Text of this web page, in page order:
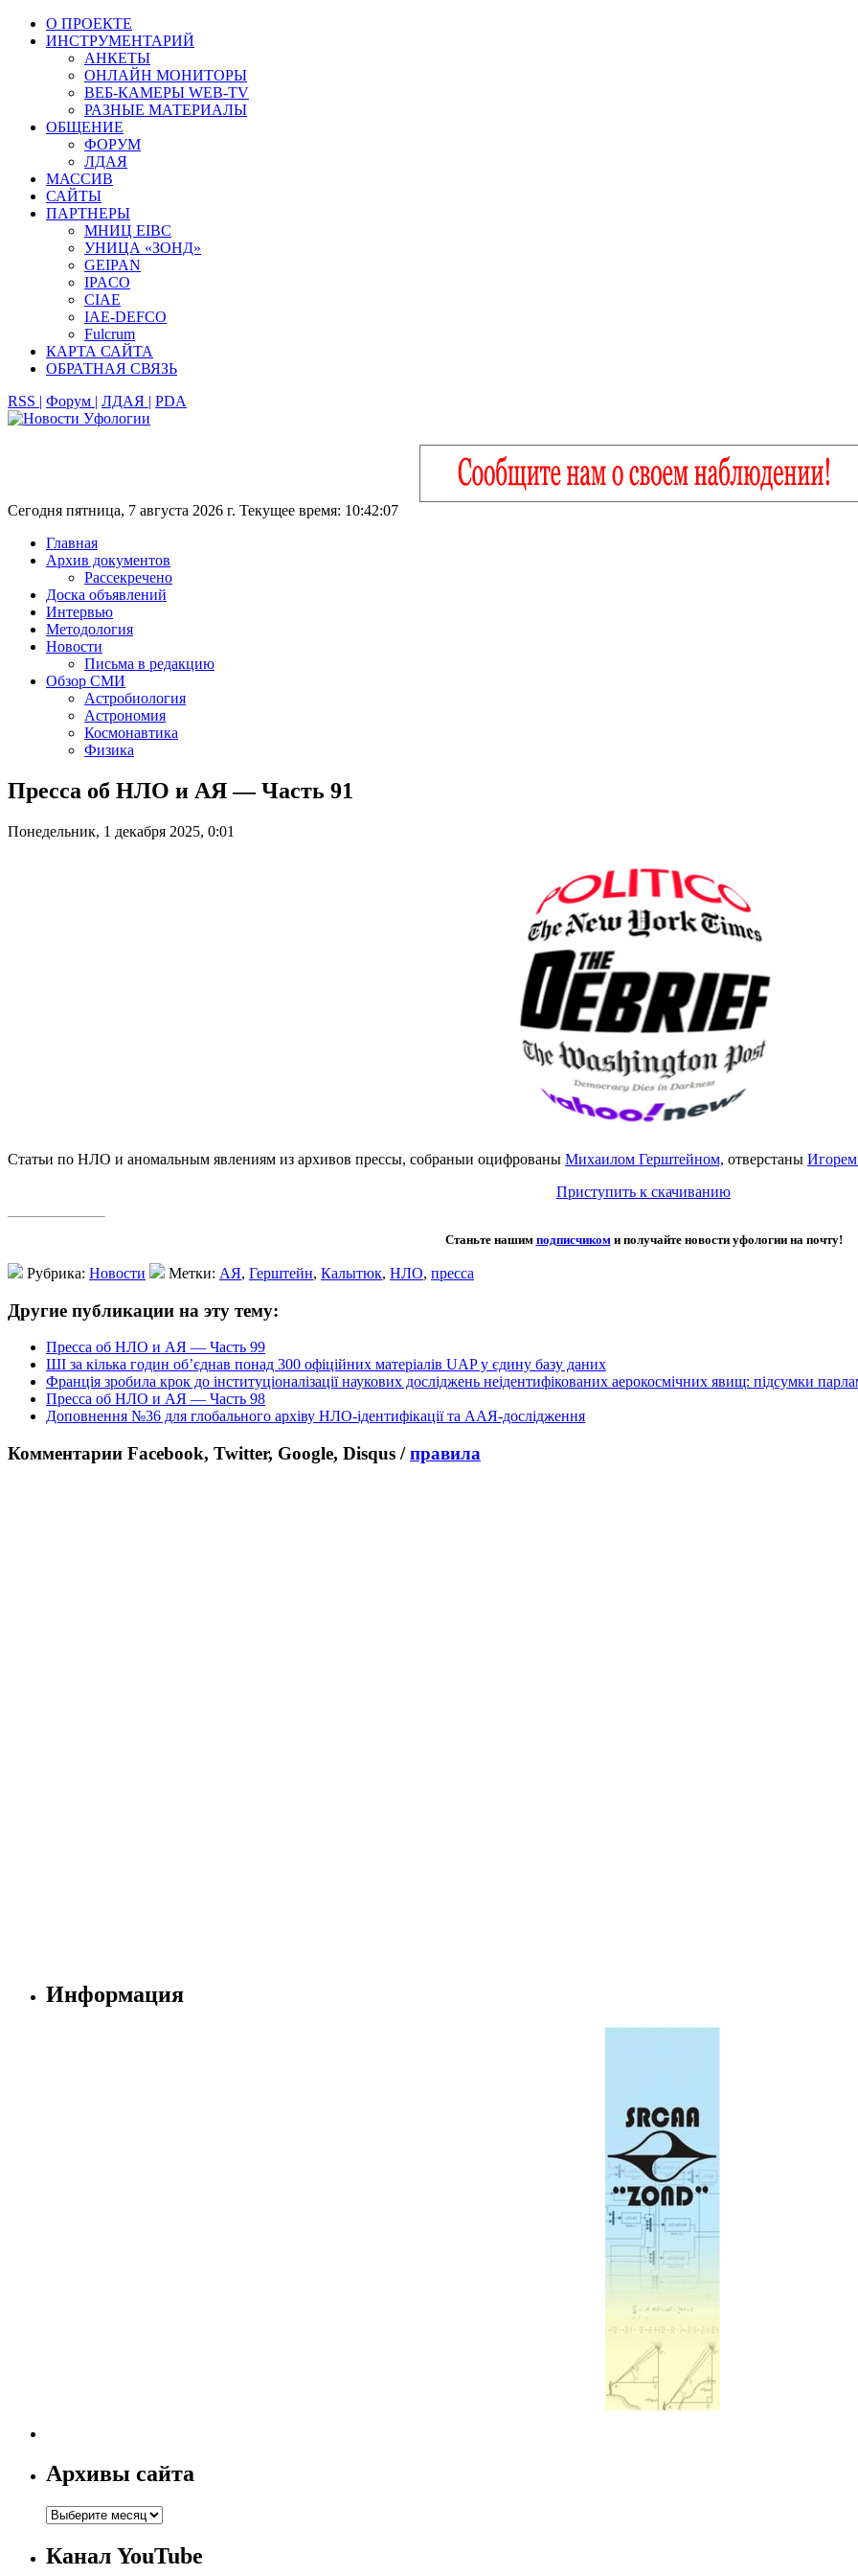
О ПРОЕКТЕ
ИНСТРУМЕНТАРИЙ
АНКЕТЫ
ОНЛАЙН МОНИТОРЫ
ВЕБ-КАМЕРЫ WEB-TV
РАЗНЫЕ МАТЕРИАЛЫ
ОБЩЕНИЕ
ФОРУМ
ЛДАЯ
МАССИВ
САЙТЫ
ПАРТНЕРЫ
МНИЦ EIBC
УНИЦА «ЗОНД»
GEIPAN
IPACO
CIAE
IAE-DEFCO
Fulcrum
КАРТА САЙТА
ОБРАТНАЯ СВЯЗЬ
RSS | Форум | ЛДАЯ | PDA
Сегодня пятница, 7 августа 2026 г. Текущее время: 10:42:08
Главная
Архив документов
Рассекречено
Доска объявлений
Интервью
Методология
Новости
Письма в редакцию
Обзор СМИ
Астробиология
Астрономия
Космонавтика
Физика
Пресса об НЛО и АЯ — Часть 91
Понедельник, 1 декабря 2025, 0:01
Статьи по НЛО и аномальным явлениям из архивов прессы, собраныи оцифрованы Михаилом Герштейном, отверстаны
Приступить к скачиванию
Станьте нашим подписчикоми получайте новости уфологии на почту!
Рубрика: Новости Метки: АЯ, Герштейн, Калытюк, НЛО, пресса
Другие публикации на эту тему:
Пресса об НЛО и АЯ — Часть 99
ШІ за кілька годин об’єднав понад 300 офіційних матеріалів UAP у єдину базу даних
Франція зробила крок до інституціоналізації наукових досліджень неідентифікованих аерокосмічних явищ: підсумки
Пресса об НЛО и АЯ — Часть 98
Доповнення №36 для глобального архіву НЛО-ідентифікації та ААЯ-дослідження
Комментарии Facebook, Twitter, Google, Disqus /правила
Информация
Архивы сайта
Канал YouTube